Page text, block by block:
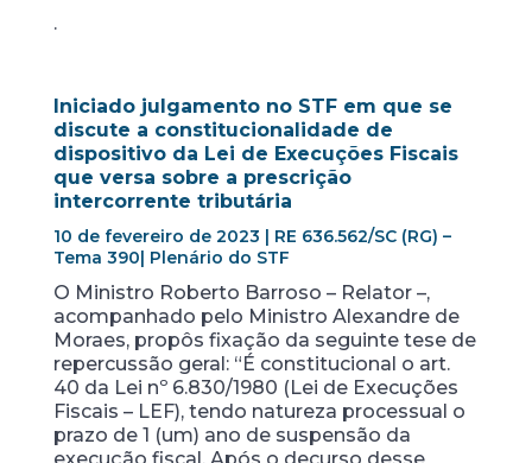
.
Iniciado julgamento no STF em que se
discute a constitucionalidade de
dispositivo da Lei de Execuções Fiscais
que versa sobre a prescrição
intercorrente tributária
10 de fevereiro de 2023 | RE 636.562/SC (RG) –
Tema 390| Plenário do STF
O Ministro Roberto Barroso – Relator –,
acompanhado pelo Ministro Alexandre de
Moraes, propôs fixação da seguinte tese de
repercussão geral: “É constitucional o art.
40 da Lei nº 6.830/1980 (Lei de Execuções
Fiscais – LEF), tendo natureza processual o
prazo de 1 (um) ano de suspensão da